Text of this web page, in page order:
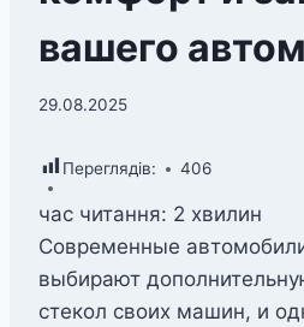
вашего
29.08.2025
Переглядів: 406
час читання: 2 хвилин
Современные
выбирают
стекол своих машин, и